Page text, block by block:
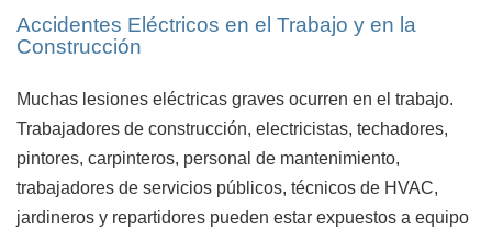
Accidentes Eléctricos en el Trabajo y en la
Construcción
Muchas lesiones eléctricas graves ocurren en el trabajo.
Trabajadores de construcción, electricistas, techadores,
pintores, carpinteros, personal de mantenimiento,
trabajadores de servicios públicos, técnicos de HVAC,
jardineros y repartidores pueden estar expuestos a equipo